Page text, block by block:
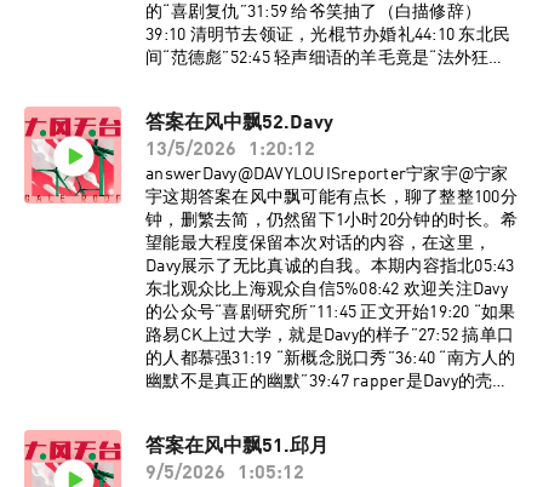
的“喜剧复仇”31:59 给爷笑抽了（白描修辞）
39:10 清明节去领证，光棍节办婚礼44:10 东北民
间“范德彪”52:45 轻声细语的羊毛竟是“法外狂
歌》洛天依Official/言和监制：宁家宇 大孟妮制
作：陈誉灵如想进入大风天台播客听友群，请添
加vx：dafengtiantai，回复“大风天台”，即可入
群。了解更多大风天台节目台前幕后、现场花
絮，请关注小红书官方账号@大风天台！
答案在风中飘52.Davy
13/5/2026
1:20:12
answerDavy@DAVYLOUISreporter宁家宇@宁家
宇这期答案在风中飘可能有点长，聊了整整100分
钟，删繁去简，仍然留下1小时20分钟的时长。希
望能最大程度保留本次对话的内容，在这里，
Davy展示了无比真诚的自我。本期内容指北05:43
东北观众比上海观众自信5%08:42 欢迎关注Davy
的公众号“喜剧研究所”11:45 正文开始19:20 “如果
路易CK上过大学，就是Davy的样子”27:52 搞单口
的人都慕强31:19 “新概念脱口秀”36:40 “南方人的
幽默不是真正的幽默”39:47 rapper是Davy的壳
PTSD70:54 宁家宇在舞台上一点都不酷76:20 自我
反思，不够刻薄BGM《Lose yourself》
答案在风中飘51.邱月
9/5/2026
1:05:12